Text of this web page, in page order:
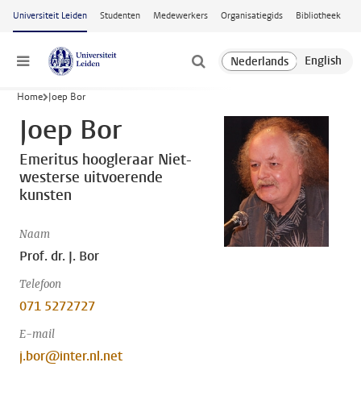
Ga naar hoofdinhoud
Universiteit Leiden Studenten Medewerkers Organisatiegids Bibliotheek
Menu
Home Joep Bor
Joep Bor
Emeritus hoogleraar Niet-
westerse uitvoerende
kunsten
Naam
Prof. dr. J. Bor
Telefoon
071 5272727
E-mail
j.bor@inter.nl.net